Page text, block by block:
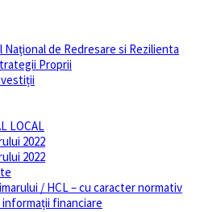
Național de Redresare si Rezilienta
Proprii
LOCAL
2022
2022
/ HCL – cu caracter normativ
financiare